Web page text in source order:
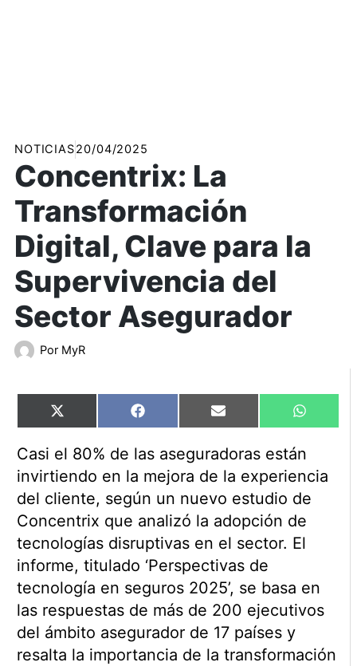
NOTICIAS20/04/2025
Concentrix: La
Transformación
Digital, Clave para la
Supervivencia del
Sector Asegurador
Por MyR
Compartir
en
X
(Twitter)
Compartir
en
Facebook Compartir
en
Email
en
Casi el 80% de las aseguradoras están
invirtiendo en la mejora de la experiencia
del cliente, según un nuevo estudio de
Concentrix que analizó la adopción de
tecnologías disruptivas en el sector. El
informe, titulado ‘Perspectivas de
tecnología en seguros 2025’, se basa en
las respuestas de más de 200 ejecutivos
del ámbito asegurador de 17 países y
resalta la importancia de la transformación